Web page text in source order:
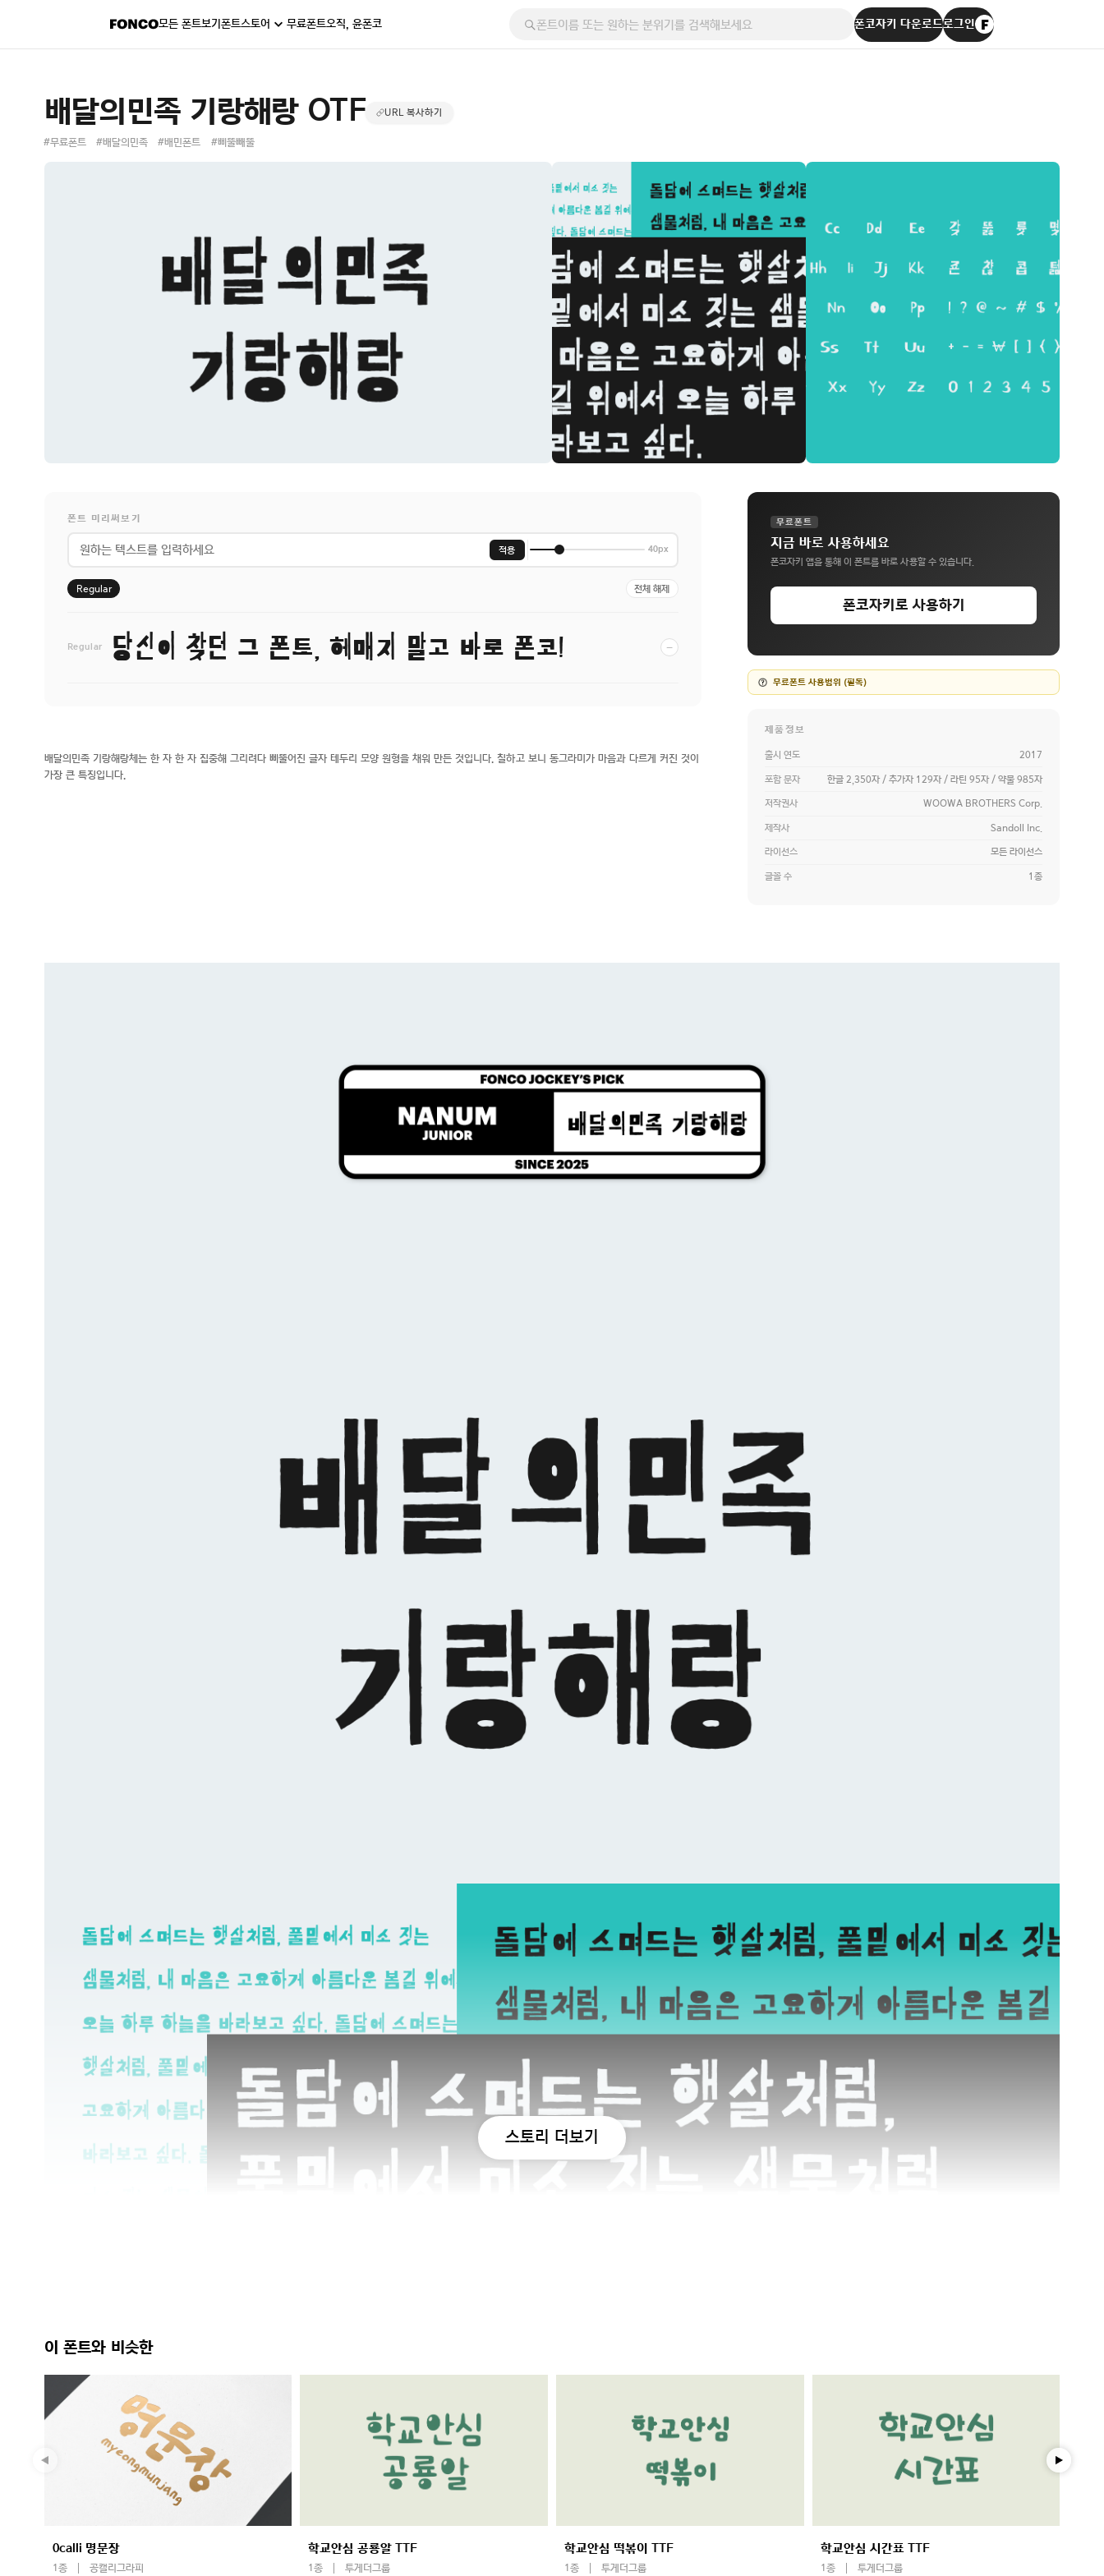
모든 폰트보기폰트스토어 무료폰트오직, 윤폰코 폰코자키 다운로드로그인
배달의민족 기랑해랑 OTF URL 복사하기
#무료폰트 #배달의민족 #배민폰트 #삐뚤빼뚤
폰트 미리써보기
적용 40px
Regular 전체 해제
Regular 당신이 찾던 그 폰트, 헤매지 말고 바로 폰코! −
배달의민족 기랑해랑체는 한 자 한 자 집중해 그리려다 삐뚤어진 글자 테두리 모양 원형을 채워 만든 것입니다. 칠하고 보니 동그라미가 마음과 다르게 커진 것이
가장 큰 특징입니다.
무료폰트
지금 바로 사용하세요
폰코자키 앱을 통해 이 폰트를 바로 사용할 수 있습니다.
폰코자키로 사용하기
무료폰트 사용범위 (필독)
제품정보
출시 연도 2017
포함 문자 한글 2,350자 / 추가자 129자 / 라틴 95자 / 약물 985자
저작권사 WOOWA BROTHERS Corp.
제작사 Sandoll Inc.
라이선스 모든 라이선스
글꼴 수 1종
스토리 더보기
이 폰트와 비슷한
0calli 명문장
1종 공캘리그라피
학교안심 공룡알 TTF
1종 투게더그룹
학교안심 떡볶이 TTF
1종 투게더그룹
학교안심 시간표 TTF
1종 투게더그룹